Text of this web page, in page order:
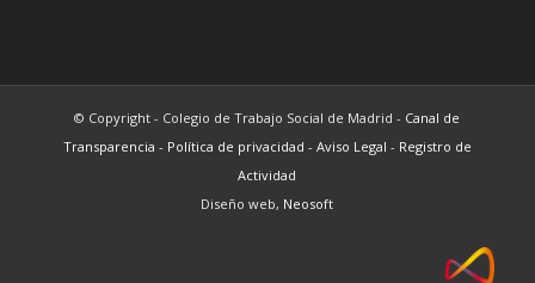
© Copyright - Colegio de Trabajo Social de Madrid - Canal de
Transparencia - Política de privacidad - Aviso Legal - Registro de
Actividad
Diseño web, Neosoft